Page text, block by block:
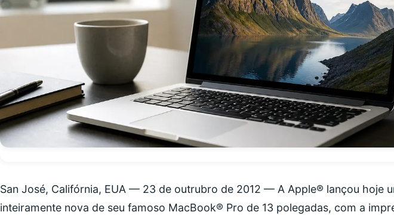
San José, Califórnia, EUA — 23 de outrubro de 2012 — A Apple® lançou hoje
inteiramente nova de seu famoso MacBook® Pro de 13 polegadas, com a